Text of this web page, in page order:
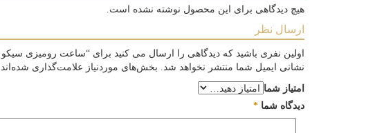
هیچ دیدگاهی برای این محصول نوشته نشده است.
ارسال نظر
اولین نفری باشید که دیدگاهی را ارسال می کنید برای “ساعت رومیزی سیکو QHE138K”
نشانی ایمیل شما منتشر نخواهد شد. بخش‌های موردنیاز علامت‌گذاری شده‌اند
امتیاز شما
دیدگاه شما *